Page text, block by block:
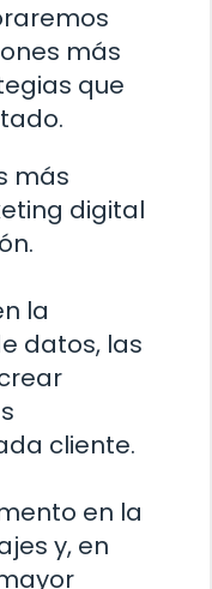
más
que
más
digital
la
datos, las
cliente.
en la
y, en